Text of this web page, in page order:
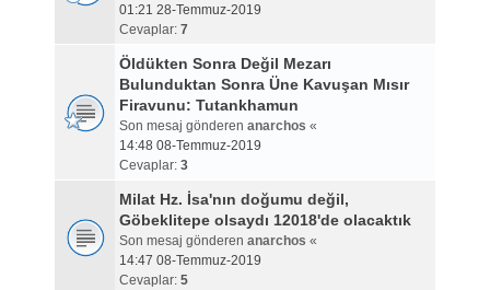
01:21 28-Temmuz-2019
Cevaplar: 7
Öldükten Sonra Değil Mezarı
Bulunduktan Sonra Üne Kavuşan Mısır
Firavunu: Tutankhamun
Son mesaj gönderen anarchos «
14:48 08-Temmuz-2019
Cevaplar: 3
Milat Hz. İsa'nın doğumu değil,
Göbeklitepe olsaydı 12018'de olacaktık
Son mesaj gönderen anarchos «
14:47 08-Temmuz-2019
Cevaplar: 5